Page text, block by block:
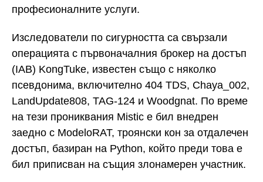
професионалните услуги.
Изследователи по сигурността са свързали
операцията с първоначалния брокер на достъп
(IAB) KongTuke, известен също с няколко
псевдонима, включително 404 TDS, Chaya_002,
LandUpdate808, TAG-124 и Woodgnat. По време
на тези прониквания Mistic е бил внедрен
заедно с ModeloRAT, троянски кон за отдалечен
достъп, базиран на Python, който преди това е
бил приписван на същия злонамерен участник.